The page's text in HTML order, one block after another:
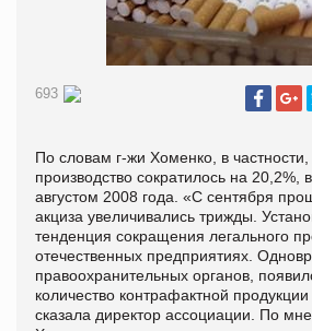
693
По словам г-жи Хоменко, в частности,
производство сократилось на 20,2%,
августом 2008 года. «С сентября
акциза увеличивались трижды.
тенденция сокращения легального
отечественных предприятиях.
правоохранительных органов,
количество контрафактной
сказала директор ассоциации. По